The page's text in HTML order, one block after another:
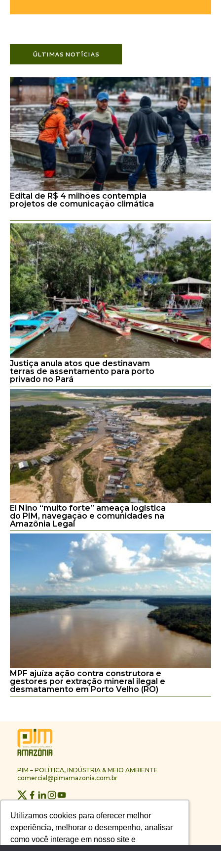
Utilizamos cookies para oferecer melhor
experiência, melhorar o desempenho, analisar
como você interage em nosso site e
Utilizamos cookies para oferecer melhor
experiência, melhorar o desempenho, analisar
como você interage em nosso site e
ÚLTIMAS NOTÍCIAS
Edital de R$ 4 milhões contempla
projetos de comunicação climática
Justiça anula atos que destinavam
terras de assentamento para porto
privado no Pará
El Niño “muito forte” ameaça logística
do PIM, navegação e comunidades na
Amazônia Legal
MPF ajuíza ação contra construtora e
gestores por extração mineral ilegal e
desmatamento em Porto Velho (RO)
PIM – POLÍTICA, INDÚSTRIA & MEIO AMBIENTE
comercial@pimamazonia.com.br
Contato
Publicidade
Melhores Empresas